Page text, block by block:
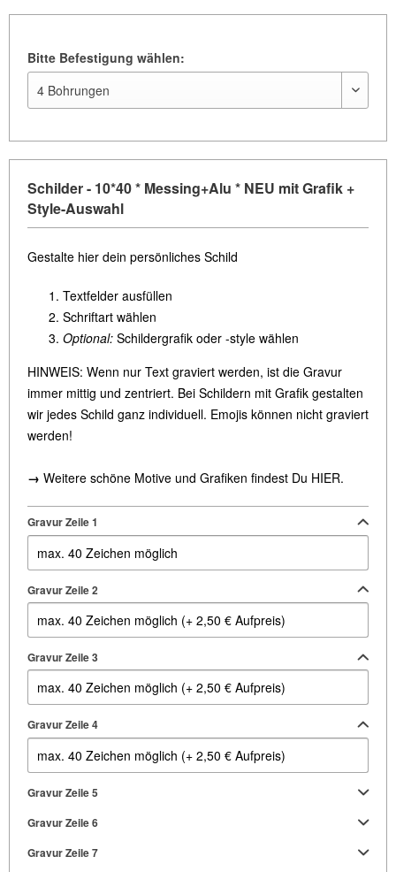
Bitte Befestigung wählen:
Schilder - 10*40 * Messing+Alu * NEU mit Grafik +
Style-Auswahl
Gestalte hier dein persönliches Schild
Textfelder ausfüllen
Schriftart wählen
Optional: Schildergrafik oder -style wählen
HINWEIS: Wenn nur Text graviert werden, ist die Gravur
immer mittig und zentriert. Bei Schildern mit Grafik gestalten
wir jedes Schild ganz individuell. Emojis können nicht graviert
werden!
→ Weitere schöne Motive und Grafiken findest Du HIER.
Gravur Zeile 1
Gravur Zeile 2
Gravur Zeile 3
Gravur Zeile 4
Gravur Zeile 5
Gravur Zeile 6
Gravur Zeile 7